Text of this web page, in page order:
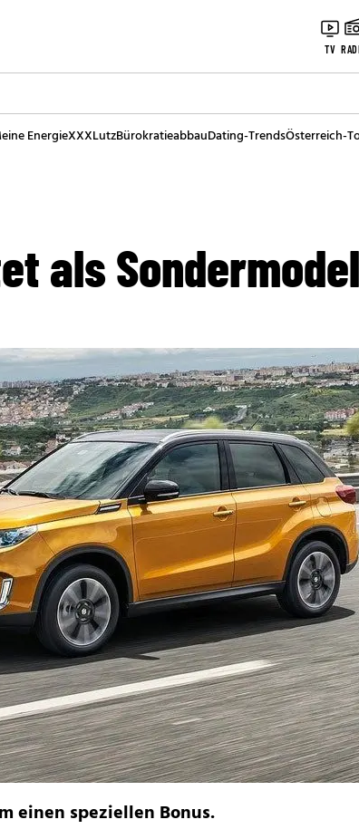
TV
EnergieXXXLutzBürokratieabbauDating-TrendsÖsterreich-
als
einen speziellen Bonus.